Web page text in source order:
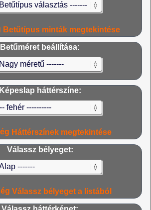
Betűtípus minták megtekintése
Betűméret beállítása:
Képeslap háttérszíne:
Háttérszínek megtekintése
Válassz bélyeget:
Válassz bélyeget a listából